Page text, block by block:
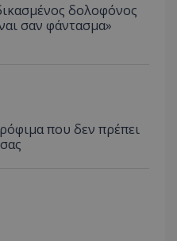
δολοφόνος
σαν φάντασμα»
που δεν πρέπει